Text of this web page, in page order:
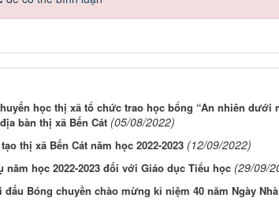
học thị xã tổ chức trao học bổng “An nhiên dưới
bàn thị xã Bến Cát (05/08/2022)
thị xã Bến Cát năm học 2022-2023 (12/09/2022)
học 2022-2023 đối với Giáo dục Tiểu học (29/09/
Bóng chuyền chào mừng kỉ niệm 40 năm Ngày